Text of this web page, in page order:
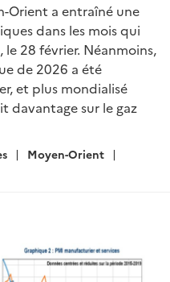
Orient a entraîné une
dans les mois qui
28 février. Néanmoins,
de 2026 a été
et plus mondialisé
davantage sur le gaz
Moyen-Orient